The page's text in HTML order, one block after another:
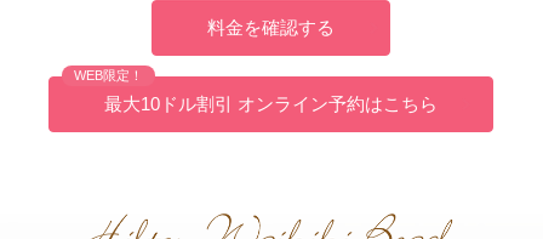
料金を確認する
WEB限定！
最大10ドル割引 オンライン予約はこちら